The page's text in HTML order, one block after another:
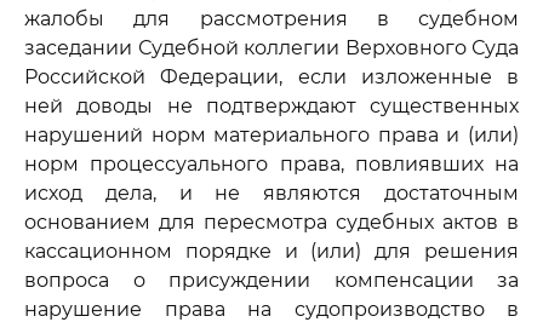
жалобы для рассмотрения в судебном
заседании Судебной коллегии Верховного Суда
Российской Федерации, если изложенные в
ней доводы не подтверждают существенных
нарушений норм материального права и (или)
норм процессуального права, повлиявших на
исход дела, и не являются достаточным
основанием для пересмотра судебных актов в
кассационном порядке и (или) для решения
вопроса о присуждении компенсации за
нарушение права на судопроизводство в